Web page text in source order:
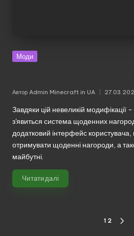
Моди
Опубліковано
Автор Admin Minecraft in UA
Завдяки цій невеликій модифікації
з'явиться система щоденних
додатковий інтерфейс
отримувати щоденні нагороди, а
майбутні.
Читати далі
1 2